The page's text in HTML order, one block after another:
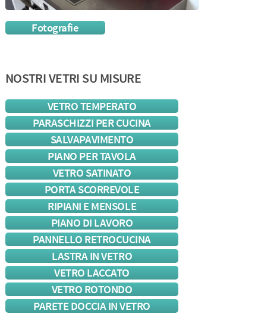
Fotografie
NOSTRI VETRI SU MISURE
VETRO TEMPERATO
PARASCHIZZI PER CUCINA
SALVAPAVIMENTO
PIANO PER TAVOLA
VETRO SATINATO
PORTA SCORREVOLE
RIPIANI E MENSOLE
PIANO DI LAVORO
PANNELLO RETROCUCINA
LASTRA IN VETRO
VETRO LACCATO
VETRO ROTONDO
PARETE DOCCIA IN VETRO